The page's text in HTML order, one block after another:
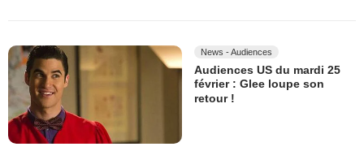
News - Audiences
Audiences US du mardi 25
février : Glee loupe son
retour !